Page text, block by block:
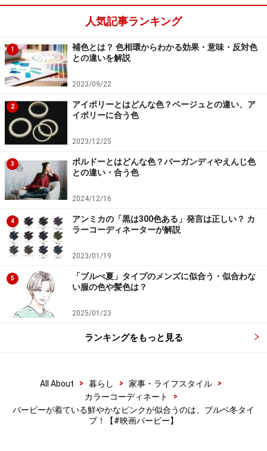
ノア・バームバック「マリッジ・ストーリー」
プロデューサー： デヴィッド・ヘイマン「ハリー・ポッ
ター」シリーズ「ワンス・アポン・ア・タイム・イン・
ハリウッド」
配給：ワーナー･ブラザース映画
公式サイト：barbie-movie.jp■公式Twitter:＠
BarbieMovie＿jp
画バービー
【ガイドからお知らせ】
色に関するウェブアンケートを行っています。匿名でご
回答いただけますので、ぜひ、ご協力をお願いいたしま
す。アンケートの結果は、今後の記事に活用させていた
だきます。
秋冬2023/2024あなたが着たい色は？
※記事内容は執筆時点のものです。最新の内容をご確認くださ
Amazonでカラーコーディネイトの書籍をチェッ
ク！
人気記事ランキング
1
補色とは？ 色相環からわかる効果・意味・反対色
との違いを解説
2023/09/22
2
アイボリーとはどんな色？ベージュとの違い、ア
イボリーに合う色
2023/12/25
3
ボルドーとはどんな色？バーガンディやえんじ色
との違い・合う色
2024/12/16
4
アンミカの「黒は300色ある」発言は正しい？ カ
ラーコーディネーターが解説
2023/01/19
5
「ブルべ夏」タイプのメンズに似合う・似合わな
い服の色や髪色は？
2025/01/23
ランキングをもっと見る
All About > 暮らし > 家事・ライフスタイル
>
カラーコーディネート
>
バービーが着ている鮮やかなピンクが似合うのは、ブルベ冬タイ
プ！【#映画バービー】